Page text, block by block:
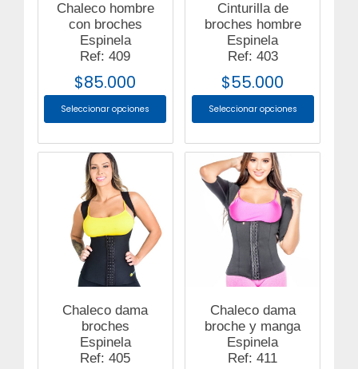
Chaleco hombre
con broches
Espinela
Ref: 409
$85.000
Seleccionar opciones
Cinturilla de
broches hombre
Espinela
Ref: 403
$55.000
Seleccionar opciones
Chaleco dama
broches
Espinela
Ref: 405
Chaleco dama
broche y manga
Espinela
Ref: 411